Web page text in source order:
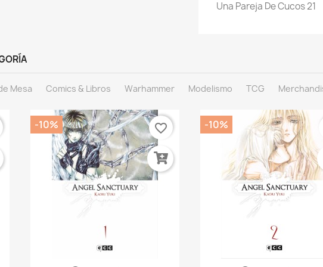
Una Pareja De Cucos 21
Mesa Comics & Libros Warhammer Modelismo TCG
-10% favorite_border -10%